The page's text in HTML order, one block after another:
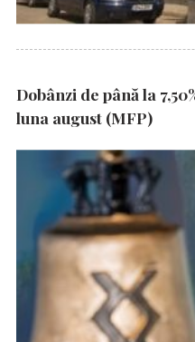
Dobânzi de până la
luna august (MFP)